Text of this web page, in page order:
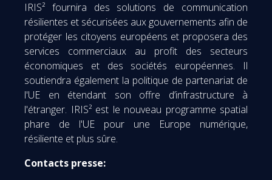
IRIS² fournira des solutions de communication
résilientes et sécurisées aux gouvernements afin de
protéger les citoyens européens et proposera des
services commerciaux au profit des secteurs
économiques et des sociétés européennes. Il
soutiendra également la politique de partenariat de
l'UE en étendant son offre d’infrastructure à
l'étranger. IRIS² est le nouveau programme spatial
phare de l'UE pour une Europe numérique,
résiliente et plus sûre.
Contacts presse: